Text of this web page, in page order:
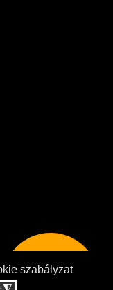
szabályzat
AVIVA
(C) 2018 MINDEN JOG